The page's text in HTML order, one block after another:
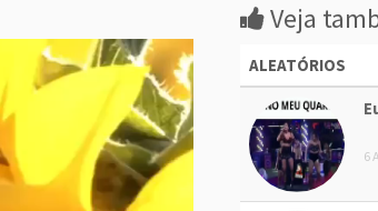
Veja
ALEATÓRIOS
6